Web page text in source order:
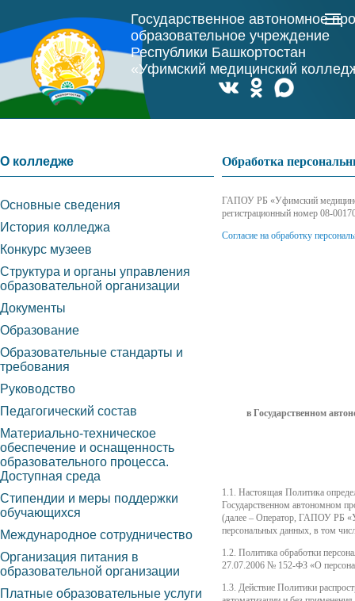
Государственное автономное
образовательное учреждение
Республики Башкортостан
«Уфимский медицинский
Обработка
ГАПОУ РБ «Уфимский
регистрационный номер 08-
Согласие на обработку
в Государственном
1.1. Настоящая Политика
Государственном автономном
(далее – Оператор, ГАПОУ РБ
персональных данных, в том
1.2. Политика обработки
27.07.2006 № 152-ФЗ «О
1.3. Действие Политики
О колледже
Основные сведения
История колледжа
Конкурс музеев
Структура и органы управления
образовательной организации
Документы
Образование
Образовательные стандарты и
требования
Руководство
Педагогический состав
Материально-техническое
обеспечение и оснащенность
образовательного процесса.
Доступная среда
Стипендии и меры поддержки
обучающихся
Международное сотрудничество
Организация питания в
образовательной организации
Платные образовательные услуги